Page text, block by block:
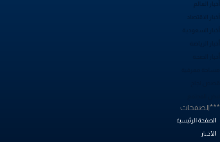
العالم
الاقتصاد
الصفحة الرئيسية
الأخبار